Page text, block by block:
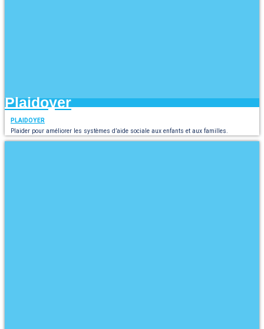
Plaidoyer
PLAIDOYER
Plaider pour améliorer les systèmes d’aide sociale aux enfants et aux familles.